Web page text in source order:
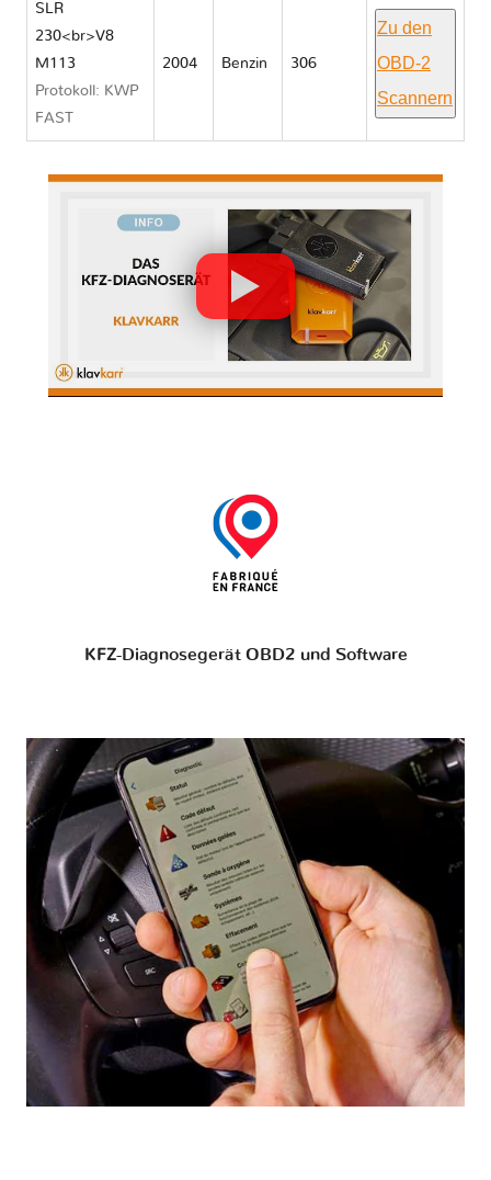
SLR
230<br>V8
M113
Protokoll: KWP
FAST
2004 Benzin 306
Zu den
OBD-2
Scannern
KFZ-Diagnosegerät OBD2 und Software